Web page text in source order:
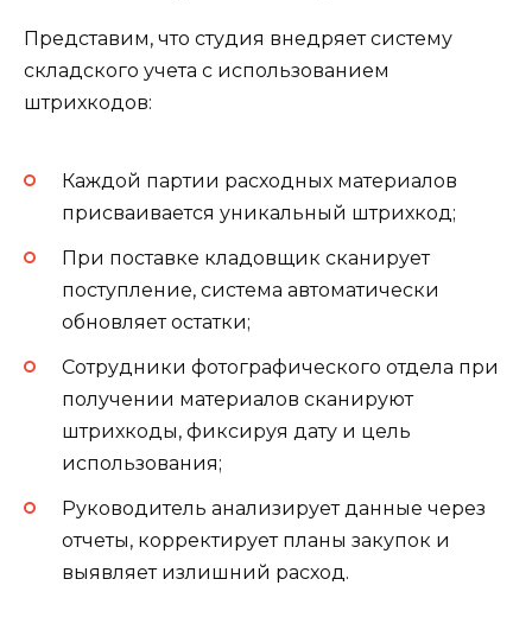
Представим, что студия внедряет систему
складского учета с использованием
штрихкодов:
Каждой партии расходных материалов
присваивается уникальный штрихкод;
При поставке кладовщик сканирует
поступление, система автоматически
обновляет остатки;
Сотрудники фотографического отдела при
получении материалов сканируют
штрихкоды, фиксируя дату и цель
использования;
Руководитель анализирует данные через
отчеты, корректирует планы закупок и
выявляет излишний расход.